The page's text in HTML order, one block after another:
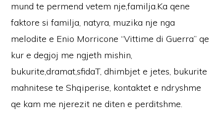
mund te permend vetem nje,familja.Ka qene
faktore si familja, natyra, muzika nje nga
melodite e Enio Morricone “Vittime di Guerra” qe
kur e degjoj me ngjeth mishin,
bukurite,dramat,sfidaT, dhimbjet e jetes, bukurite
mahnitese te Shqiperise, kontaktet e ndryshme
qe kam me njerezit ne diten e perditshme.